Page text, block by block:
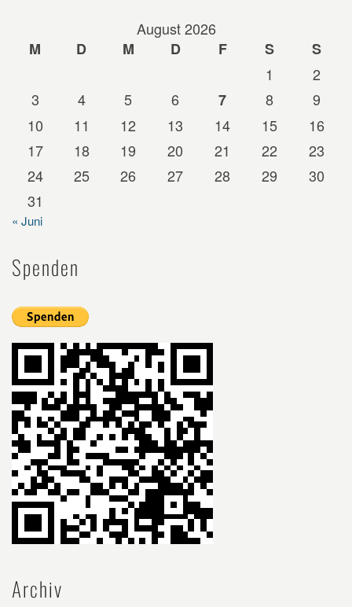
August 2026
M
D M D F S
S
1
2
3
4 5 6 7 8
9
10
11 12 13 14 15
16
17
18 19 20 21 22
23
24
25 26 27 28 29
30
31
« Juni
Spenden
Archiv